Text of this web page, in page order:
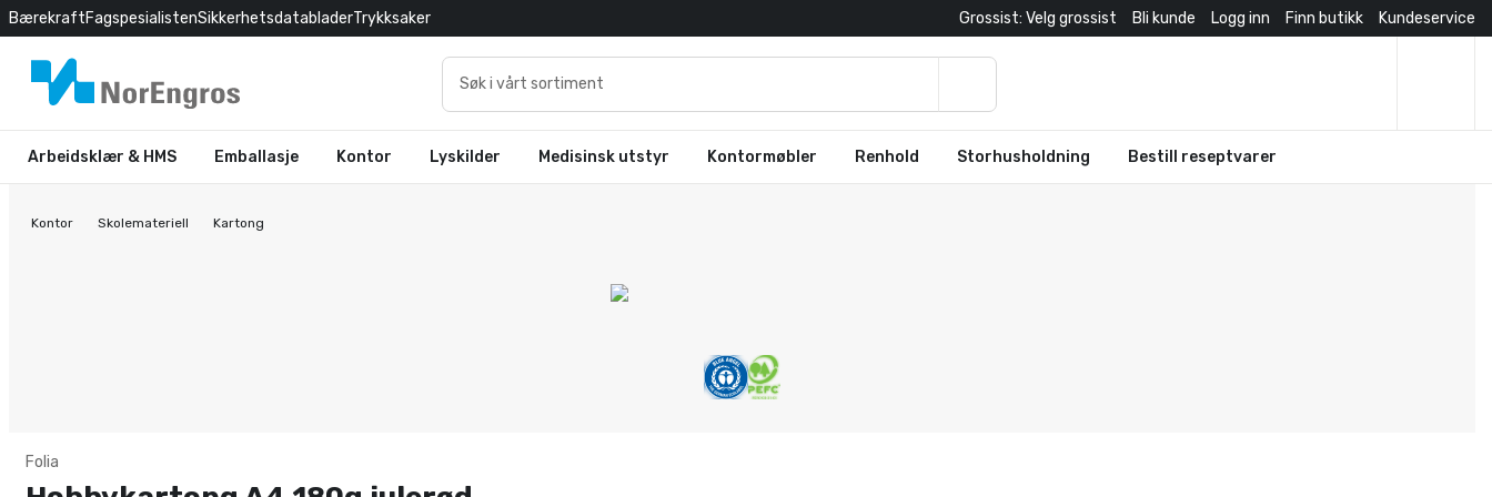
BærekraftFagspesialistenSikkerhetsdatabladerTrykksaker Grossist: Velg grossist Bli kunde Logg inn Finn butikk Kundeservice
Arbeidsklær & HMS Emballasje Kontor Lyskilder Medisinsk utstyr Kontormøbler Renhold Storhusholdning Bestill reseptvarer
Kontor Skolemateriell Kartong
Folia